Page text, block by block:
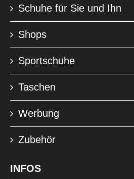
Schuhe für Sie und Ihn
Shops
Sportschuhe
Taschen
Werbung
Zubehör
INFOS